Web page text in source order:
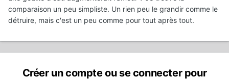
comparaison un peu simpliste. Un rien peu le grandir comme le
détruire, mais c'est un peu comme pour tout après tout.
Créer un compte ou se connecter pour